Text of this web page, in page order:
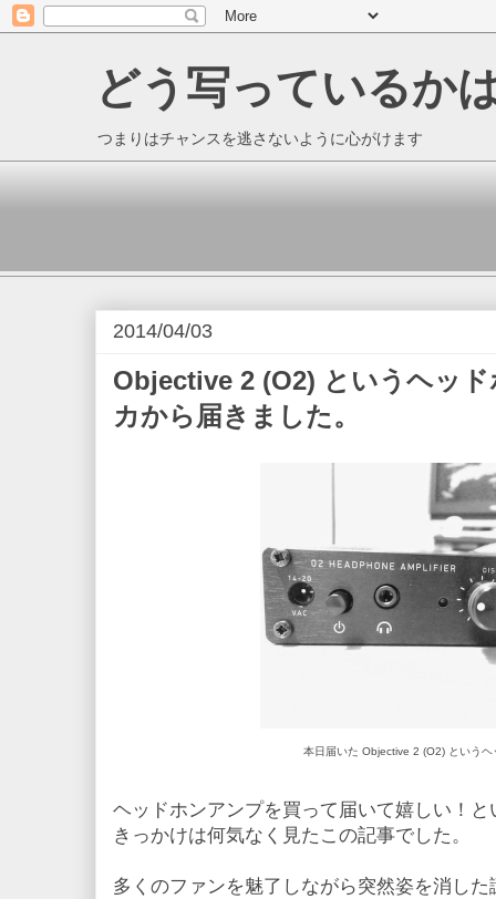
どう写っているか
つまりはチャンスを逃さないように心がけます
2014/04/03
Objective 2 (O2) というヘッ
カから届きました。
本日届いた Objective 2 (O2) というヘ
ヘッドホンアンプを買って届いて嬉しい！と
きっかけは何気なく見たこの記事でした。
多くのファンを魅了しながら突然姿を消し